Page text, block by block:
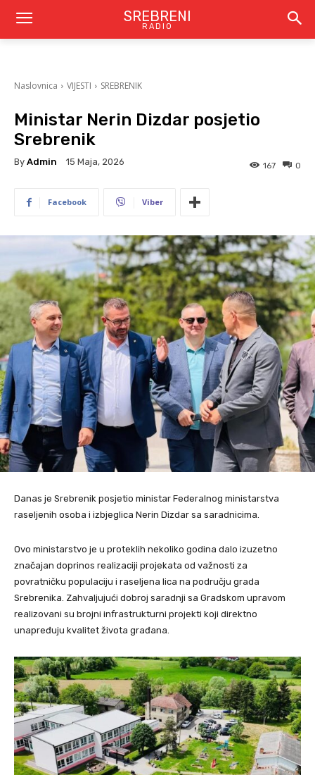
SREBRENI
RADIO
Naslovnica VIJESTI SREBRENIK
Ministar Nerin Dizdar posjetio
Srebrenik
By Admin 15 Maja, 2026 0
167
Facebook Viber
Danas je Srebrenik posjetio ministar Federalnog ministarstva
raseljenih osoba i izbjeglica Nerin Dizdar sa saradnicima.
Ovo ministarstvo je u proteklih nekoliko godina dalo izuzetno
značajan doprinos realizaciji projekata od važnosti za
povratničku populaciju i raseljena lica na području grada
Srebrenika. Zahvaljujući dobroj saradnji sa Gradskom upravom
realizovani su brojni infrastrukturni projekti koji direktno
unapređuju kvalitet života građana.